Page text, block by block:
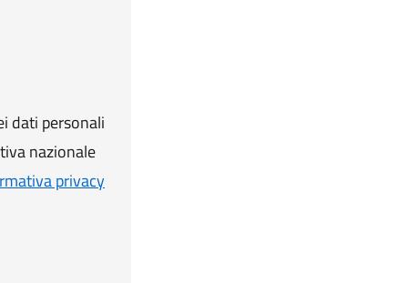
dati personali
nazionale
privacy